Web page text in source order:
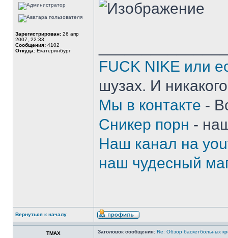
Зарегистрирован: 26 апр
2007, 22:33
Сообщения: 4102
Откуда: Екатеринбург
FUCK NIKE или
шузах. И
Мы в контакте -
Сникер порн -
Наш канал на
наш чудесный
Вернуться к началу
TMAX Заголовок сообщения: Re: Обзор баскетбольных